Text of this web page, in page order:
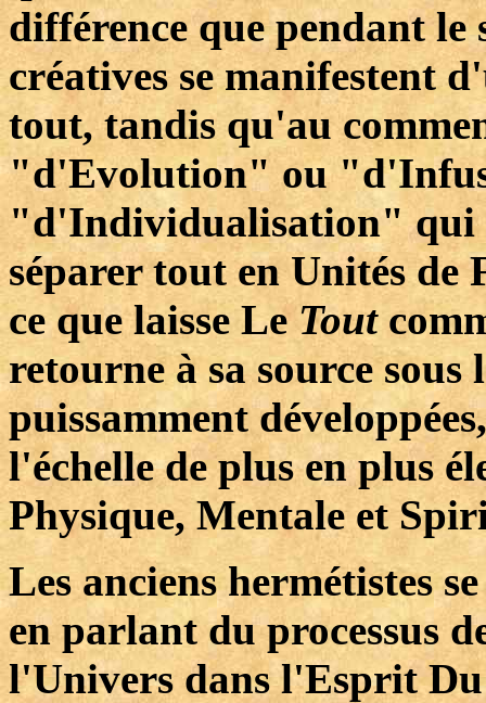
différence que pendant
créatives se manifestent
tout, tandis qu'au
"d'Evolution" ou
"d'Individualisation" qui
séparer tout en Unités de
ce que laisse Le Tout
retourne à sa source
puissamment
l'échelle de plus en plus
Physique, Mentale et
Les anciens hermétistes
en parlant du processus
l'Univers dans l'Esprit